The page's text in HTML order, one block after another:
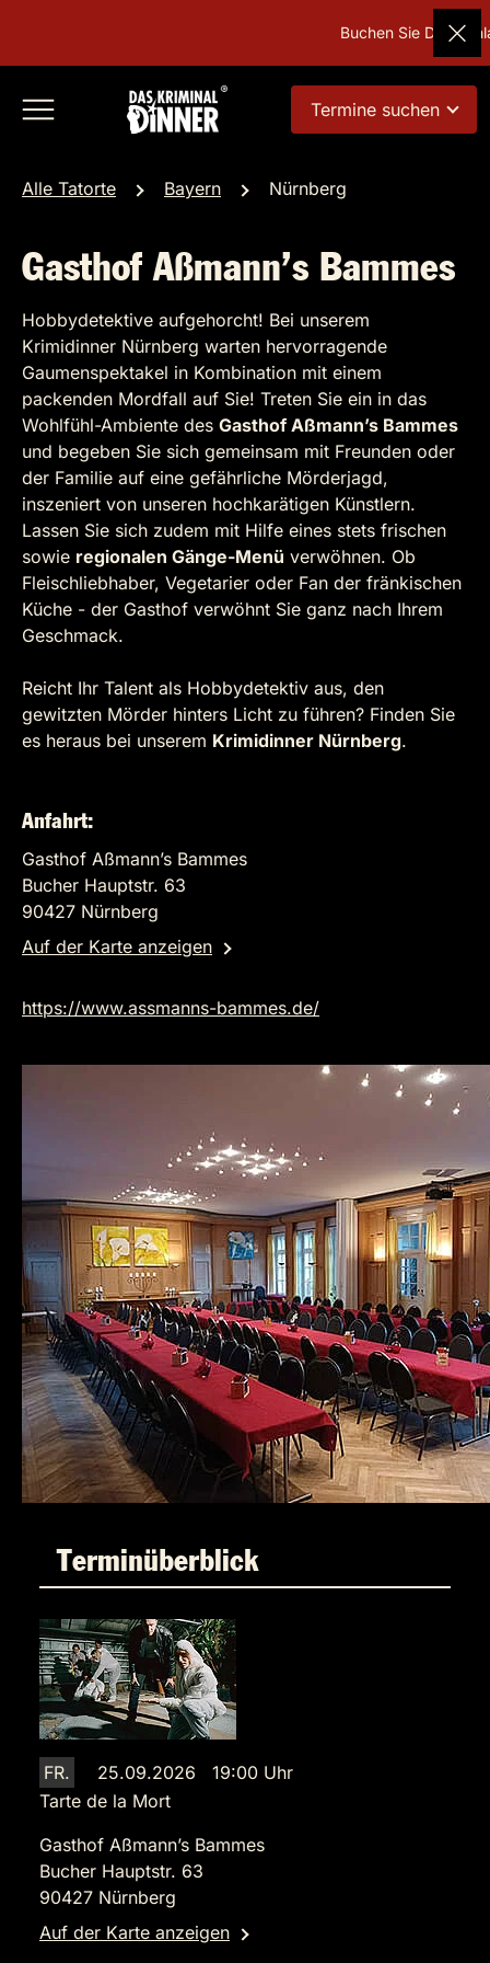
Buchen Sie
Termine suchen
Alle Tatorte Bayern Nürnberg
Gasthof Aßmann’s Bammes
Hobbydetektive aufgehorcht! Bei unserem
Krimidinner Nürnberg warten hervorragende
Gaumenspektakel in Kombination mit einem
packenden Mordfall auf Sie! Treten Sie ein in das
Wohlfühl-Ambiente des Gasthof Aßmann’s Bammes
und begeben Sie sich gemeinsam mit Freunden oder
der Familie auf eine gefährliche Mörderjagd,
inszeniert von unseren hochkarätigen Künstlern.
Lassen Sie sich zudem mit Hilfe eines stets frischen
sowie regionalen Gänge-Menü verwöhnen. Ob
Fleischliebhaber, Vegetarier oder Fan der fränkischen
Küche - der Gasthof verwöhnt Sie ganz nach Ihrem
Geschmack.
Reicht Ihr Talent als Hobbydetektiv aus, den
gewitzten Mörder hinters Licht zu führen? Finden Sie
es heraus bei unserem Krimidinner Nürnberg.
Anfahrt:
Gasthof Aßmann’s Bammes
Bucher Hauptstr. 63
90427 Nürnberg
Auf der Karte anzeigen
https://www.assmanns-bammes.de/
Terminüberblick
FR.
25.09.2026 19:00 Uhr
Tarte de la Mort
Gasthof Aßmann’s Bammes
Bucher Hauptstr. 63
90427 Nürnberg
Auf der Karte anzeigen